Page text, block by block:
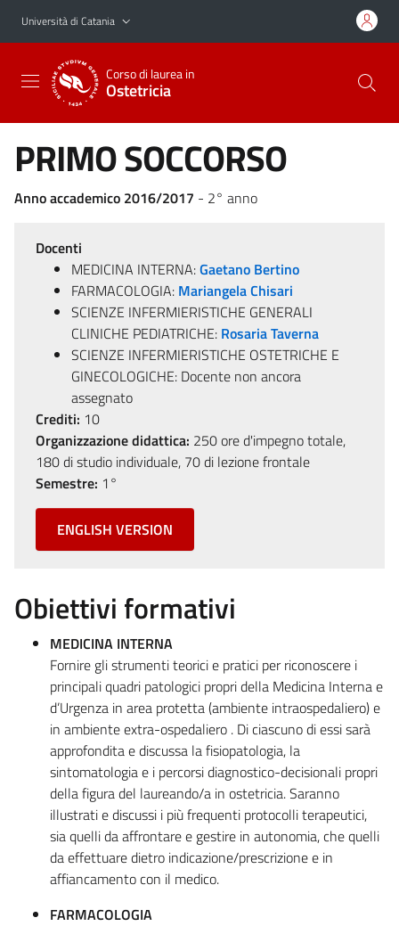
Vai al contenuto principale
Vai al menu di navigazione
Università di Catania
Corso di laurea in
Ostetricia
PRIMO SOCCORSO
Anno accademico 2016/2017 - 2° anno
Docenti
MEDICINA INTERNA:Gaetano Bertino
FARMACOLOGIA: Mariangela Chisari
SCIENZE INFERMIERISTICHE GENERALI
CLINICHE PEDIATRICHE: Rosaria Taverna
SCIENZE INFERMIERISTICHE OSTETRICHE E
GINECOLOGICHE: Docente non ancora
assegnato
Crediti: 10
Organizzazione didattica: 250 ore d'impegno totale,
180 di studio individuale, 70 di lezione frontale
Semestre: 1°
ENGLISH VERSION
Obiettivi formativi
MEDICINA INTERNA
Fornire gli strumenti teorici e pratici per riconoscere i
principali quadri patologici propri della Medicina Interna e
d’Urgenza in area protetta (ambiente intraospedaliero) e
in ambiente extra-ospedaliero . Di ciascuno di essi sarà
approfondita e discussa la fisiopatologia, la
sintomatologia e i percorsi diagnostico-decisionali propri
della figura del laureando/a in ostetricia. Saranno
illustrati e discussi i più frequenti protocolli terapeutici,
sia quelli da affrontare e gestire in autonomia, che quelli
da effettuare dietro indicazione/prescrizione e in
affiancamento con il medico.
FARMACOLOGIA